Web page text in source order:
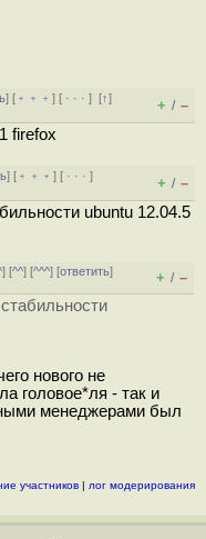
] [ ﹢﹢﹢] [ · · ·][↑]
+ / –
firefox
] [ ﹢﹢﹢] [ · · ·]
+ / –
ubuntu 12.04.5
] [^^] [^^^] [ответить]
+ / –
нового не
головое*ля - так и
менеджерами был
участников | лог модерирования